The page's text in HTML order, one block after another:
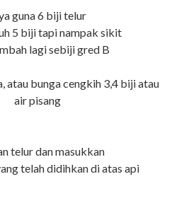
guna 6 biji telur
5 biji tapi nampak sikit
lagi sebiji gred B
atau bunga cengkih 3,4 biji atau
air pisang
telur dan masukkan
telah didihkan di atas api